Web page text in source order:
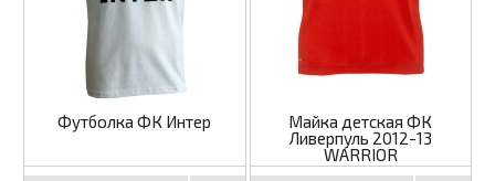
Футболка ФК Интер
Майка детская ФК
Ливерпуль 2012-13
WARRIOR